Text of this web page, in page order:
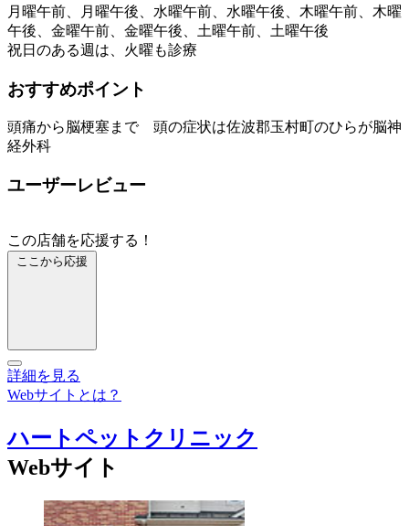
月曜午前、月曜午後、水曜午前、水曜午後、木曜午前、木曜
午後、金曜午前、金曜午後、土曜午前、土曜午後
祝日のある週は、火曜も診療
おすすめポイント
頭痛から脳梗塞まで 頭の症状は佐波郡玉村町のひらが脳神
経外科
ユーザーレビュー
この店舗を応援する！
ここから応援
詳細を見る
Webサイトとは？
ハートペットクリニック
Webサイト